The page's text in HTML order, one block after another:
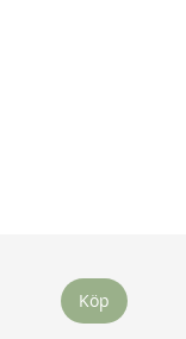
Köp